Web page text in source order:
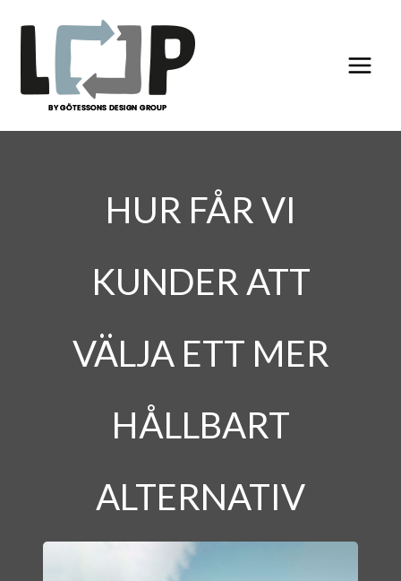
innehåll
HUR FÅR VI
KUNDER ATT
VÄLJA ETT MER
HÅLLBART
ALTERNATIV